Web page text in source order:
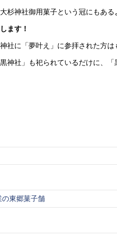
杉神社御用菓子という冠にもあ
ます！
社に「夢叶え」に参拝された方
神社」も祀られているだけに、
東郷菓子舗